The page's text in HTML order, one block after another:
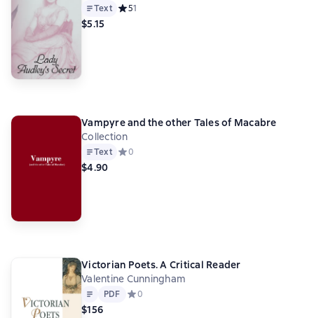
Text Средний рейтинг 5 на основе 1 оценок
51
$5.15
Vampyre and the other Tales of Macabre
Collection
Text Средний рейтинг 0 на основе 0 оценок
0
$4.90
Victorian Poets. A Critical Reader
Valentine Cunningham
Text PDF
PDF Средний рейтинг 0 на основе 0 оценок
0
$156